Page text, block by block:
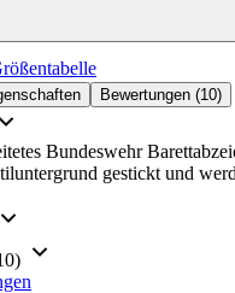
Bewertungen (10)
Bundeswehr
gestickt und